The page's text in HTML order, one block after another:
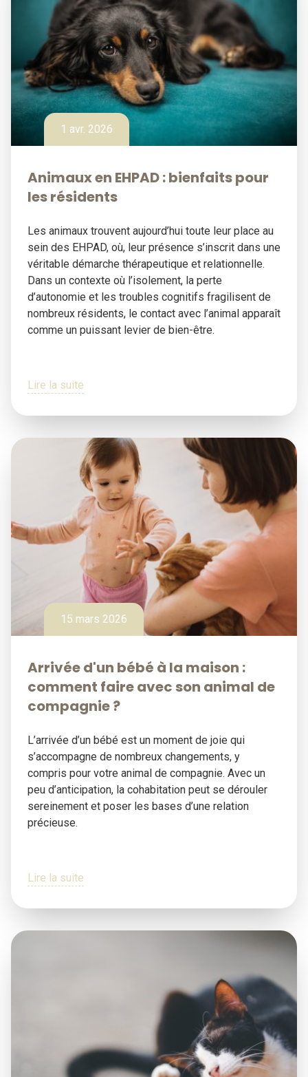
1 avr. 2026
Animaux en EHPAD : bienfaits pour
les résidents
Les animaux trouvent aujourd’hui toute leur place au
sein des EHPAD, où, leur présence s’inscrit dans une
véritable démarche thérapeutique et relationnelle.
Dans un contexte où l’isolement, la perte
d’autonomie et les troubles cognitifs fragilisent de
nombreux résidents, le contact avec l’animal apparaît
comme un puissant levier de bien-être.
Lire la suite
15 mars 2026
Arrivée d'un bébé à la maison :
comment faire avec son animal de
compagnie ?
L’arrivée d’un bébé est un moment de joie qui
s’accompagne de nombreux changements, y
compris pour votre animal de compagnie. Avec un
peu d’anticipation, la cohabitation peut se dérouler
sereinement et poser les bases d’une relation
précieuse.
Lire la suite